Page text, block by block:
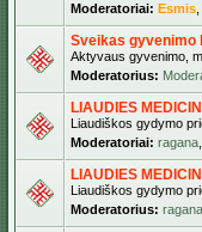
Moderatoriai: Esmis
Sveikas gyvenimo
Aktyvaus gyvenimo,
Moderatorius:
LIAUDIES
Liaudiškos gydymo
Moderatoriai: ragana
LIAUDIES
Liaudiškos gydymo
Moderatorius: ragana